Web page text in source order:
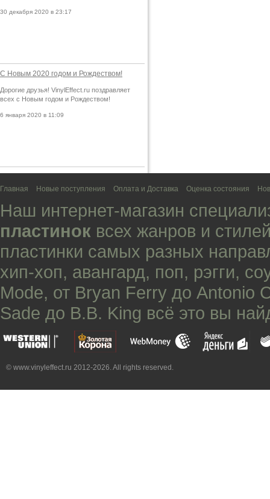
30 декабря 2020 в 23:17
С Новым 2020 годом и Рождеством!
Дорогие друзья! VinylEffect.ru поздравляет
всех с Новым годом и Рождеством!
6 января 2020 в 11:09
Главная Новые поступления Оплата и Доставка Оценка состояния
Наш интернет-магазин
пластинок всех жанров и
пластинки самых разных
хип-хоп, авангард, поп, рэгги,
Mode, от Bryan Ferry до Antonio
Sade до B.B. King всё это вы
© www.vinyleffect.ru 2012-2026. All rights reserved.